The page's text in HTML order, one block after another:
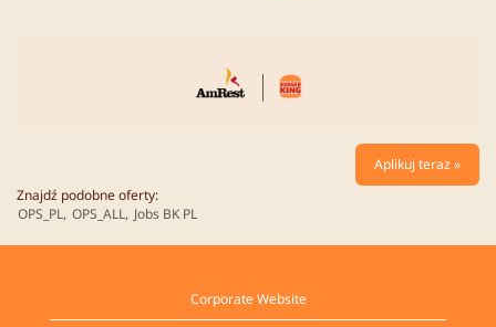
Aplikuj teraz »
Znajdź podobne oferty:
OPS_PL, OPS_ALL, Jobs BK PL
Corporate Website